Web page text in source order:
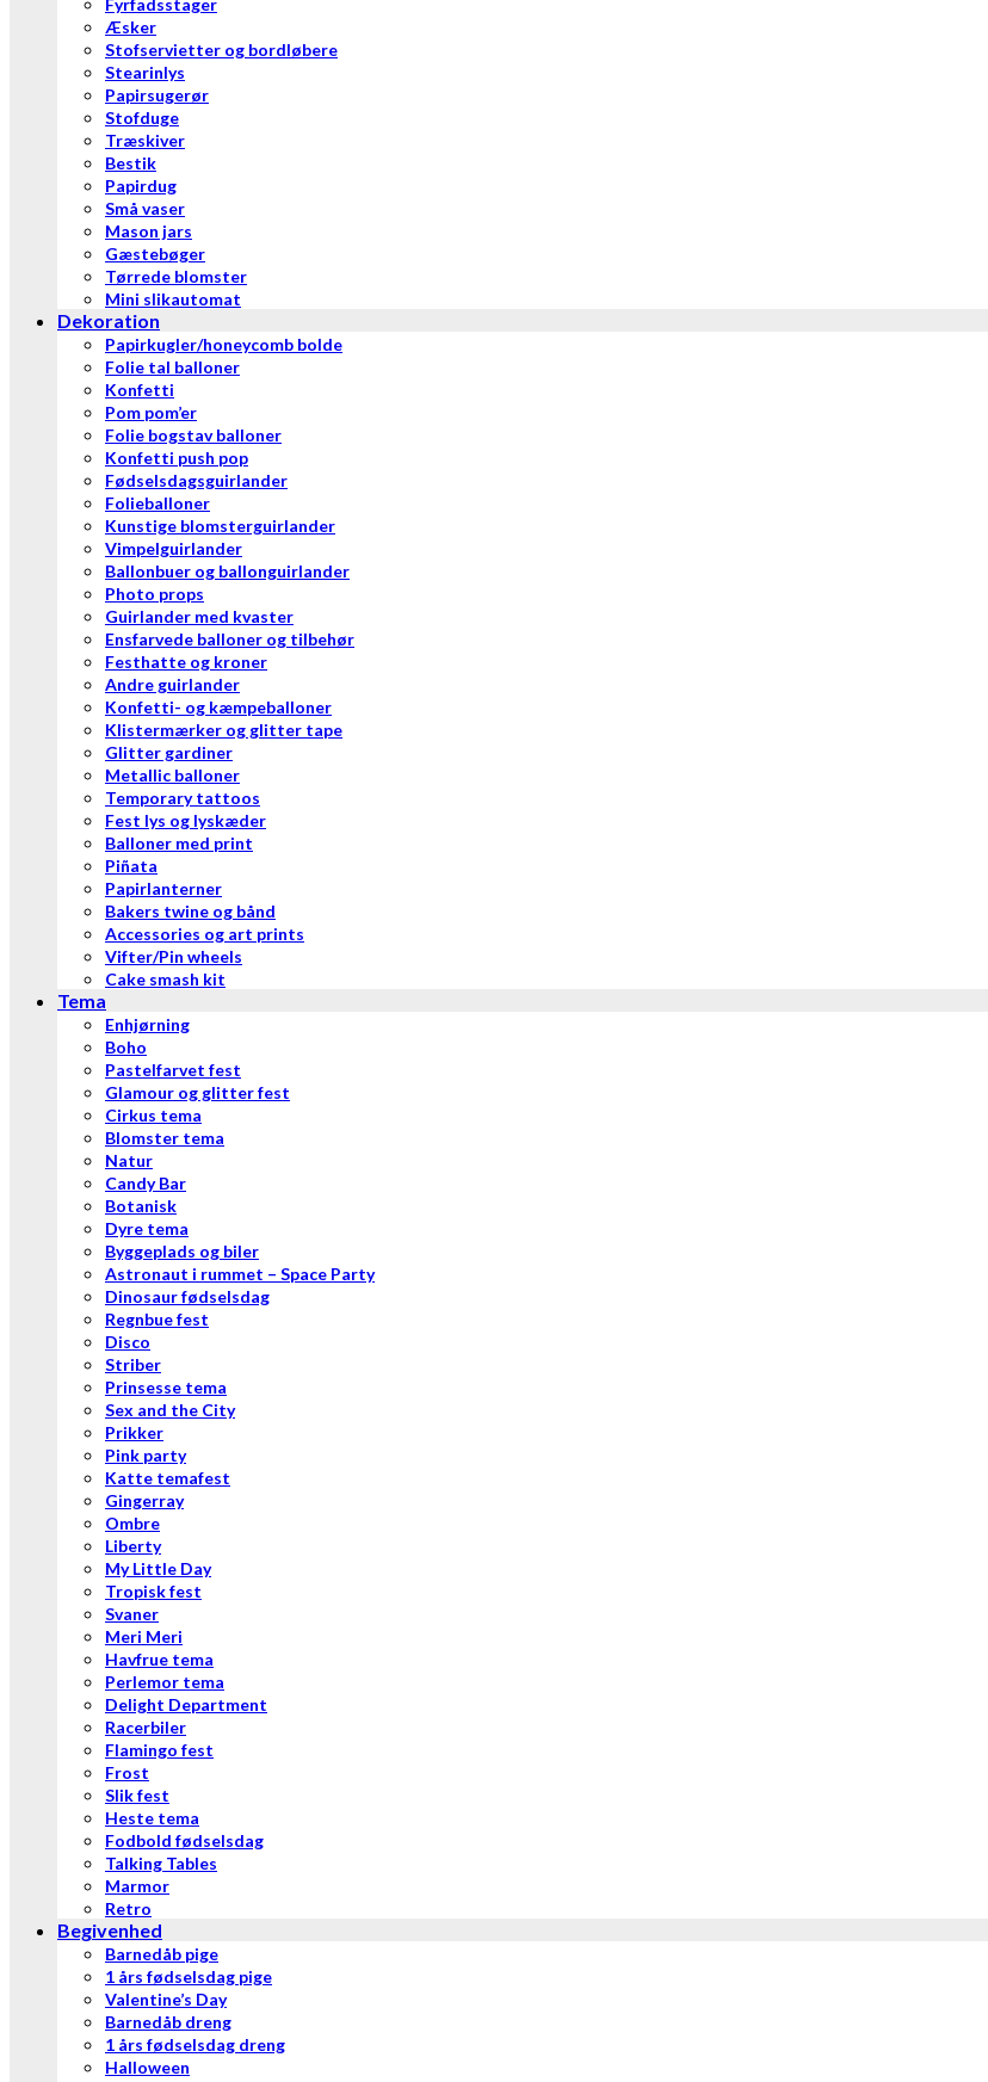
Fyrfadsstager
Æsker
Stofservietter og bordløbere
Stearinlys
Papirsugerør
Stofduge
Træskiver
Bestik
Papirdug
Små vaser
Mason jars
Gæstebøger
Tørrede blomster
Mini slikautomat
Dekoration
Papirkugler/honeycomb bolde
Folie tal balloner
Konfetti
Pom pom’er
Folie bogstav balloner
Konfetti push pop
Fødselsdagsguirlander
Folieballoner
Kunstige blomsterguirlander
Vimpelguirlander
Ballonbuer og ballonguirlander
Photo props
Guirlander med kvaster
Ensfarvede balloner og tilbehør
Festhatte og kroner
Andre guirlander
Konfetti- og kæmpeballoner
Klistermærker og glitter tape
Glitter gardiner
Metallic balloner
Temporary tattoos
Fest lys og lyskæder
Balloner med print
Piñata
Papirlanterner
Bakers twine og bånd
Accessories og art prints
Vifter/Pin wheels
Cake smash kit
Tema
Enhjørning
Boho
Pastelfarvet fest
Glamour og glitter fest
Cirkus tema
Blomster tema
Natur
Candy Bar
Botanisk
Dyre tema
Byggeplads og biler
Astronaut i rummet – Space Party
Dinosaur fødselsdag
Regnbue fest
Disco
Striber
Prinsesse tema
Sex and the City
Prikker
Pink party
Katte temafest
Gingerray
Ombre
Liberty
My Little Day
Tropisk fest
Svaner
Meri Meri
Havfrue tema
Perlemor tema
Delight Department
Racerbiler
Flamingo fest
Frost
Slik fest
Heste tema
Fodbold fødselsdag
Talking Tables
Marmor
Retro
Begivenhed
Barnedåb pige
1 års fødselsdag pige
Valentine’s Day
Barnedåb dreng
1 års fødselsdag dreng
Halloween